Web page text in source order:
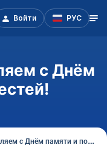
Войти РУС
с Днём
с Днём памяти и почестей!